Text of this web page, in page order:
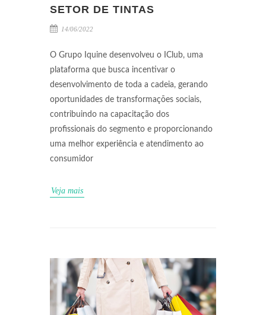
SETOR DE TINTAS
14/06/2022
O Grupo Iquine desenvolveu o IClub, uma
plataforma que busca incentivar o
desenvolvimento de toda a cadeia, gerando
oportunidades de transformações sociais,
contribuindo na capacitação dos
profissionais do segmento e proporcionando
uma melhor experiência e atendimento ao
consumidor
Veja mais